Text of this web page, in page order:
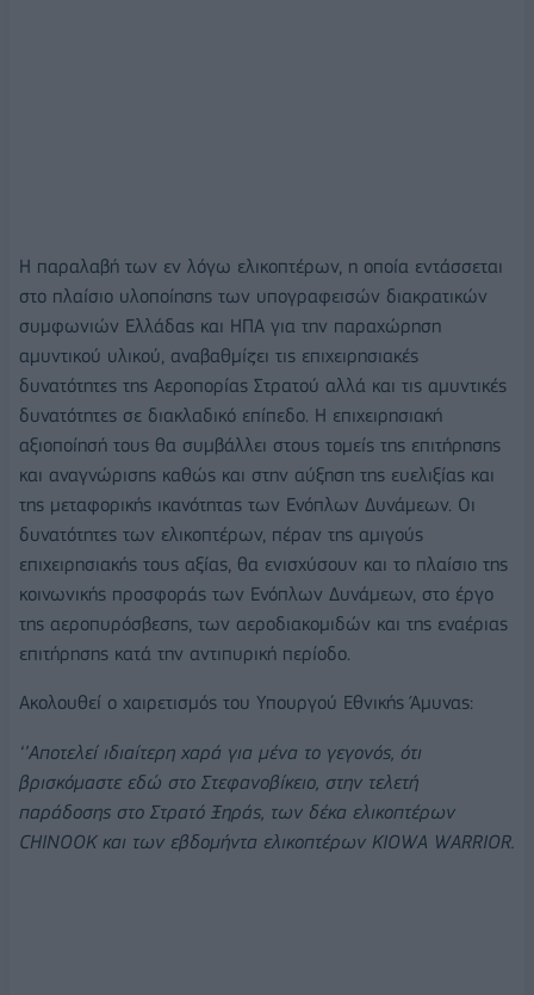
Η παραλαβή των εν λόγω ελικοπτέρων, η οποία εντάσσεται
στο πλαίσιο υλοποίησης των υπογραφεισών διακρατικών
συμφωνιών Ελλάδας και ΗΠΑ για την παραχώρηση
αμυντικού υλικού, αναβαθμίζει τις επιχειρησιακές
δυνατότητες της Αεροπορίας Στρατού αλλά και τις αμυντικές
δυνατότητες σε διακλαδικό επίπεδο. Η επιχειρησιακή
αξιοποίησή τους θα συμβάλλει στους τομείς της επιτήρησης
και αναγνώρισης καθώς και στην αύξηση της ευελιξίας και
της μεταφορικής ικανότητας των Ενόπλων Δυνάμεων. Οι
δυνατότητες των ελικοπτέρων, πέραν της αμιγούς
επιχειρησιακής τους αξίας, θα ενισχύσουν και το πλαίσιο της
κοινωνικής προσφοράς των Ενόπλων Δυνάμεων, στο έργο
της αεροπυρόσβεσης, των αεροδιακομιδών και της εναέριας
επιτήρησης κατά την αντιπυρική περίοδο.
Ακολουθεί ο χαιρετισμός του Υπουργού Εθνικής Άμυνας:
‘’Αποτελεί ιδιαίτερη χαρά για μένα το γεγονός, ότι
βρισκόμαστε εδώ στο Στεφανοβίκειο, στην τελετή
παράδοσης στο Στρατό Ξηράς, των δέκα ελικοπτέρων
CHINOOK και των εβδομήντα ελικοπτέρων KIOWA WARRIOR.